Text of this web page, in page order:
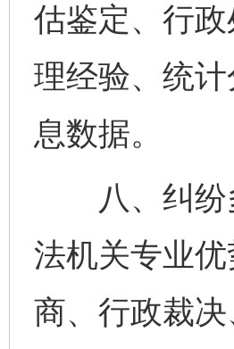
估鉴定、行
理经验、统
息数据。
八、纠纷多
法机关专业
商、行政裁